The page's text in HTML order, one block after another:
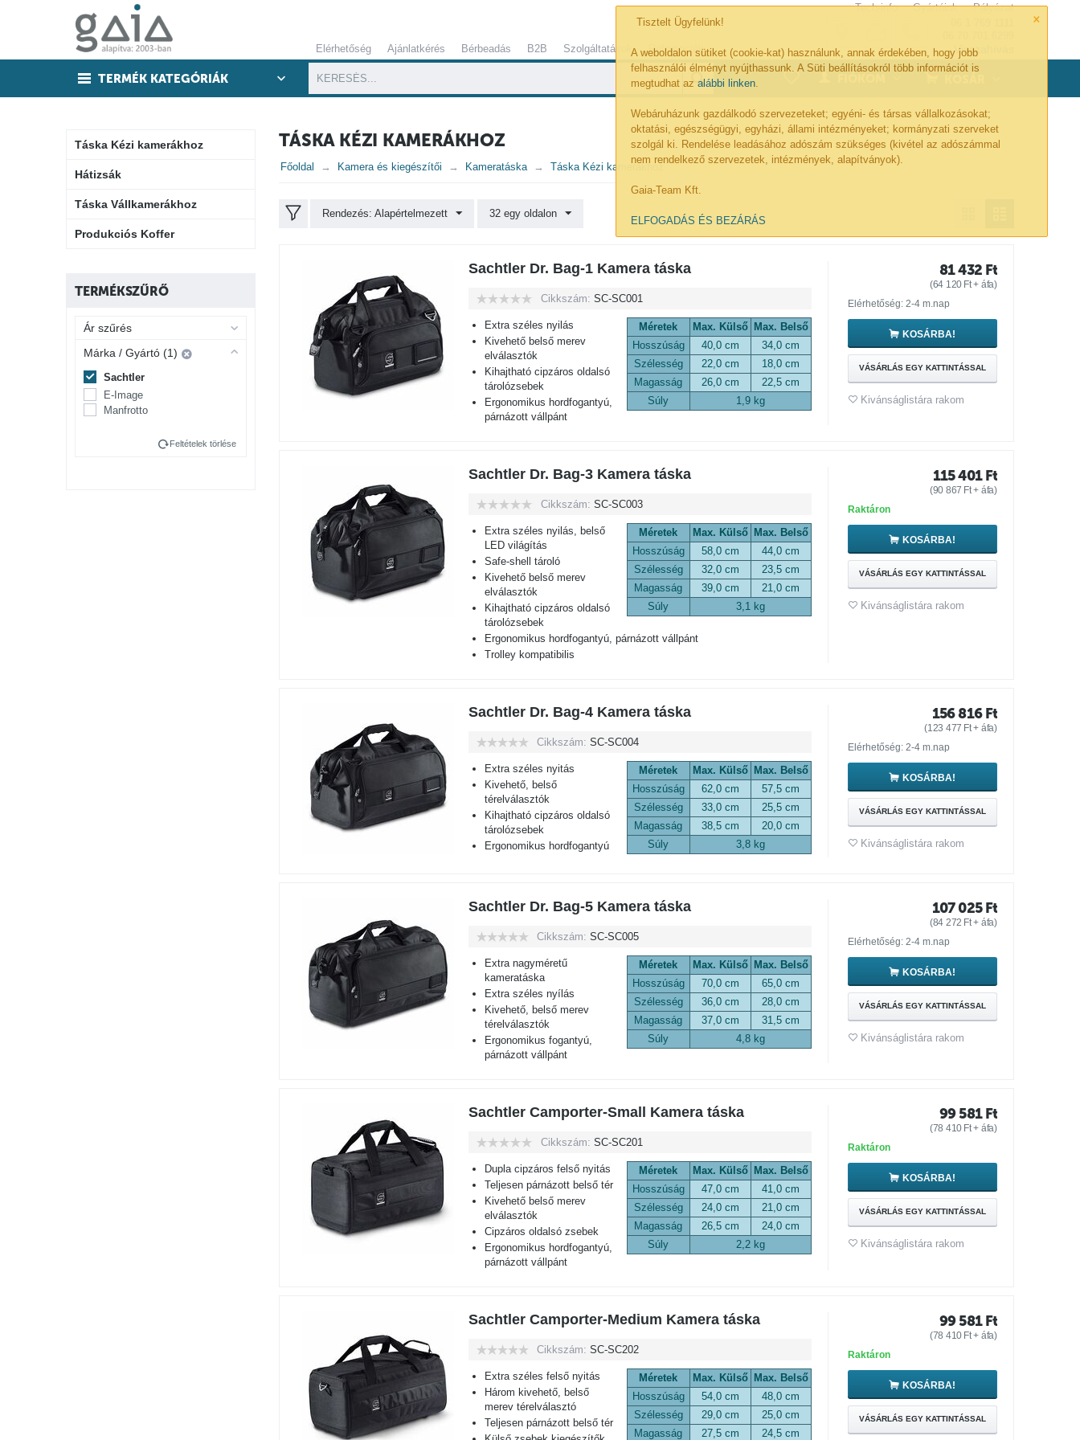
×
Tisztelt Ügyfelünk!
A weboldalon sütiket (cookie-kat) használunk, annak érdekében, hogy jobb
felhasználói élményt nyújthassunk. A Süti beállításokról több információt is
megtudhat azalábbi linken.
Webáruházunk gazdálkodó szervezeteket; egyéni- és társas vállalkozásokat;
oktatási, egészségügyi, egyházi, állami intézményeket; kormányzati szerveket
szolgál ki. Rendelése leadásához adószám szükséges (kivétel az adószámmal
nem rendelkező szervezetek, intézmények, alapítványok).
Gaia-Team Kft.
ELFOGADÁS ÉS BEZÁRÁS
Tech-info Gyártóink Pályázat
Elérhetőség Ajánlatkérés Bérbeadás B2B Szolgáltatások Referenciák Visszahívás
TERMÉK KATEGÓRIÁK
0
TÁSKA KÉZI KAMERÁKHOZ
Főoldal Kamera és kiegészítői Kameratáska Táska Kézi kamerákhoz
Rendezés: Alapértelmezett 32 egy oldalon
Sachtler Dr. Bag-1 Kamera táska
Cikkszám: SC-SC001
Méretek Max. Külső
Max. Belső
Hosszúság
40,0 cm
34,0 cm
Szélesség
22,0 cm
18,0 cm
Magasság
26,0 cm
22,5 cm
Súly
1,9 kg
Extra széles nyilás
Kivehető belső merev
elválasztók
Kihajtható cipzáros oldalsó
tárolózsebek
Ergonomikus hordfogantyú,
párnázott vállpánt
81 432 Ft
(64 120 Ft+ áfa)
Elérhetőség: 2-4 m.nap
KOSÁRBA!
VÁSÁRLÁS EGY KATTINTÁSSAL
Kivánságlistára rakom
Sachtler Dr. Bag-3 Kamera táska
Cikkszám: SC-SC003
Méretek Max. Külső
Max. Belső
Hosszúság
58,0 cm
44,0 cm
Szélesség
32,0 cm
23,5 cm
Magasság
39,0 cm
21,0 cm
Súly
3,1 kg
Extra széles nyilás, belső
LED világítás
Safe-shell tároló
Kivehető belső merev
elválasztók
Kihajtható cipzáros oldalsó
tárolózsebek
Ergonomikus hordfogantyú, párnázott vállpánt
Trolley kompatibilis
115 401 Ft
(90 867 Ft+ áfa)
Raktáron
KOSÁRBA!
VÁSÁRLÁS EGY KATTINTÁSSAL
Kivánságlistára rakom
Sachtler Dr. Bag-4 Kamera táska
Cikkszám: SC-SC004
Méretek Max. Külső
Max. Belső
Hosszúság
62,0 cm
57,5 cm
Szélesség
33,0 cm
25,5 cm
Magasság
38,5 cm
20,0 cm
Súly
3,8 kg
Extra széles nyitás
Kivehető, belső
térelválasztók
Kihajtható cipzáros oldalsó
tárolózsebek
Ergonomikus hordfogantyú
156 816 Ft
(123 477 Ft+ áfa)
Elérhetőség: 2-4 m.nap
KOSÁRBA!
VÁSÁRLÁS EGY KATTINTÁSSAL
Kivánságlistára rakom
Sachtler Dr. Bag-5 Kamera táska
Cikkszám: SC-SC005
Méretek Max. Külső
Max. Belső
Hosszúság
70,0 cm
65,0 cm
Szélesség
36,0 cm
28,0 cm
Magasság
37,0 cm
31,5 cm
Súly
4,8 kg
Extra nagyméretű
kameratáska
Extra széles nyílás
Kivehető, belső merev
térelválasztók
Ergonomikus fogantyú,
párnázott vállpánt
107 025 Ft
(84 272 Ft+ áfa)
Elérhetőség: 2-4 m.nap
KOSÁRBA!
VÁSÁRLÁS EGY KATTINTÁSSAL
Kivánságlistára rakom
Sachtler Camporter-Small Kamera táska
Cikkszám: SC-SC201
Méretek Max. Külső
Max. Belső
Hosszúság
47,0 cm
41,0 cm
Szélesség
24,0 cm
21,0 cm
Magasság
26,5 cm
24,0 cm
Súly
2,2 kg
Dupla cipzáros felső nyitás
Teljesen párnázott belső tér
Kivehető belső merev
elválasztók
Cipzáros oldalsó zsebek
Ergonomikus hordfogantyú,
párnázott vállpánt
99 581 Ft
(78 410 Ft+ áfa)
Raktáron
KOSÁRBA!
VÁSÁRLÁS EGY KATTINTÁSSAL
Kivánságlistára rakom
Sachtler Camporter-Medium Kamera táska
Cikkszám: SC-SC202
Méretek Max. Külső
Max. Belső
Hosszúság
54,0 cm
48,0 cm
Szélesség
29,0 cm
25,0 cm
Magasság
27,5 cm 24,5 cm
Extra széles felső nyitás
Három kivehető, belső
merev térelválasztó
Teljesen párnázott belső tér
99 581 Ft
(78 410 Ft+ áfa)
Raktáron
KOSÁRBA!
VÁSÁRLÁS EGY KATTINTÁSSAL
Táska Kézi kamerákhoz
Hátizsák
Táska Vállkamerákhoz
Produkciós Koffer
TERMÉKSZŰRŐ
Ár szűrés
Márka / Gyártó (1)
Sachtler
E-Image
Manfrotto
Feltételek törlése